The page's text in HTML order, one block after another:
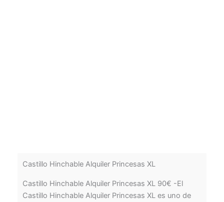
Castillo Hinchable Alquiler Princesas XL
Castillo Hinchable Alquiler Princesas XL 90€ -El
Castillo Hinchable Alquiler Princesas XL es uno de